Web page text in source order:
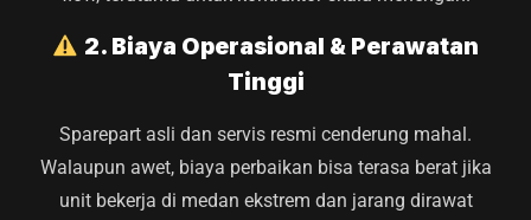
2. Biaya Operasional & Perawatan
Tinggi
Sparepart asli dan servis resmi cenderung mahal.
Walaupun awet, biaya perbaikan bisa terasa berat jika
unit bekerja di medan ekstrem dan jarang dirawat